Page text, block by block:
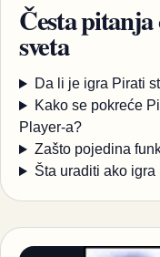
Česta
sveta
Da li je igra Pirati
Kako se pokreće
Player-a?
Zašto pojedina
Šta uraditi ako